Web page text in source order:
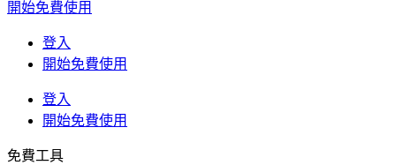
開始免費使用
登入
開始免費使用
登入
開始免費使用
免費工具